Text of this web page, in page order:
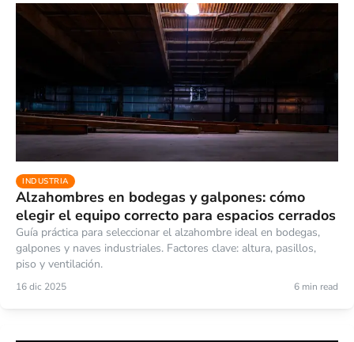
INDUSTRIA
Alzahombres en bodegas y galpones: cómo
elegir el equipo correcto para espacios cerrados
Guía práctica para seleccionar el alzahombre ideal en bodegas,
galpones y naves industriales. Factores clave: altura, pasillos,
piso y ventilación.
16 dic 2025 6 min read